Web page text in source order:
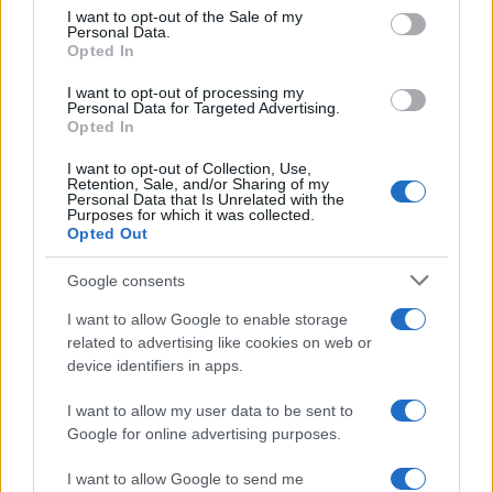
services and may gather and store information including but
not limited to your visit or usage behaviour. You may click to
grant or deny consent to Google and its third-party tags to
consent section.
I want to opt-out of the Sale of my
Personal Data.
Opted In
I want to opt-out of processing my
Personal Data for Targeted Advertising.
Opted In
I want to opt-out of Collection, Use,
Retention, Sale, and/or Sharing of my
Personal Data that Is Unrelated with the
Purposes for which it was collected.
Opted Out
Google consents
I want to allow Google to enable storage
related to advertising like cookies on web or
device identifiers in apps.
I want to allow my user data to be sent to
Google for online advertising purposes.
I want to allow Google to send me
Devi accedere o registrarti per rispondere qui.
Condividi: FacebookX (Twitter)
BlueskyLinkedIn
RedditPinterestTumblrWhatsApp